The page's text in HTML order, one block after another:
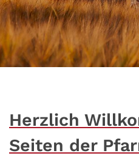
Herzlich
Seiten der